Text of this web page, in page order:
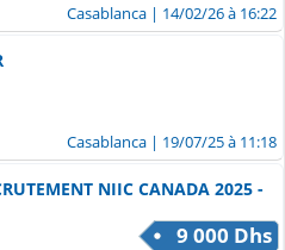
Casablanca | 14/02/26 à 16:22
Casablanca | 19/07/25 à 11:18
NIIC CANADA 2025 -
9 000 Dhs